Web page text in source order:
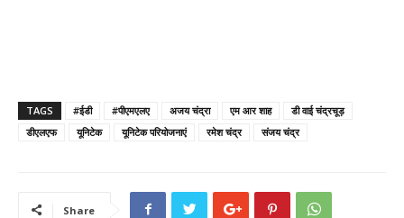
TAGS #ईडी #पीएमएलए अजय चंद्रा एम आर शाह
डी वाई चंद्रचूड़
डीएलएफ
यूनिटेक यूनिटेक परियोजनाएं रमेश चंद्र संजय चंद्र
Share